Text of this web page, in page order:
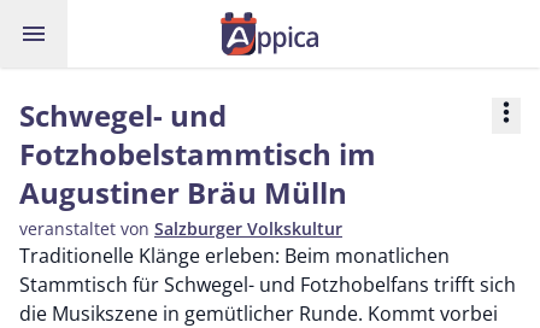
menu
Schwegel- und
Fotzhobelstammtisch im
Augustiner Bräu Mülln
veranstaltet von Salzburger Volkskultur
more_vert
Traditionelle Klänge erleben: Beim monatlichen
Stammtisch für Schwegel- und Fotzhobelfans trifft sich
die Musikszene in gemütlicher Runde. Kommt vorbei